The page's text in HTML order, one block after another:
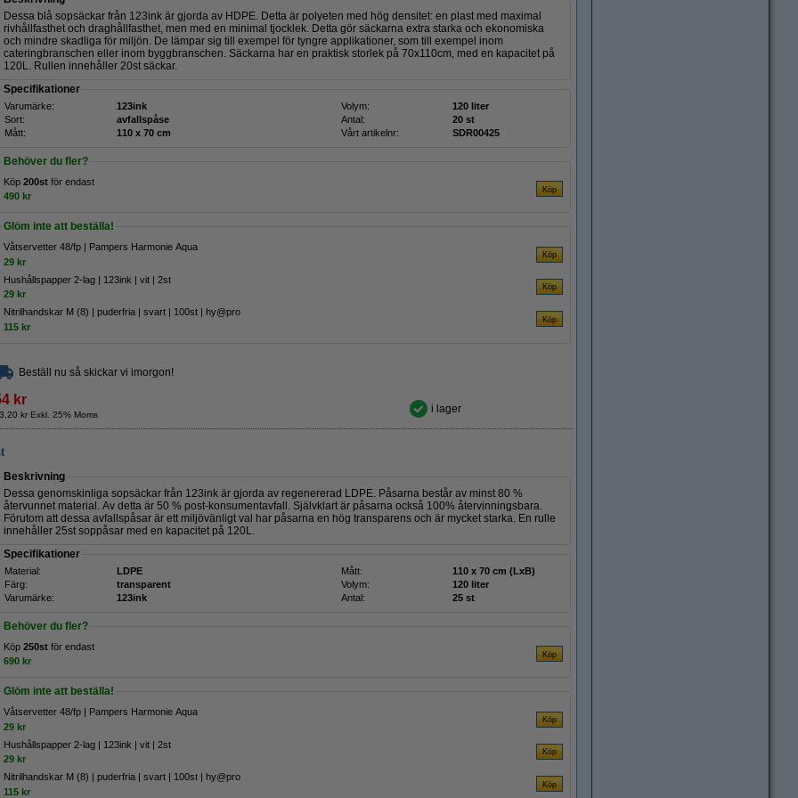
Dessa blå sopsäckar från 123ink är gjorda av HDPE. Detta är polyeten med hög densitet: en plast med maximal
rivhållfasthet och draghållfasthet, men med en minimal tjocklek. Detta gör säckarna extra starka och ekonomiska
och mindre skadliga för miljön. De lämpar sig till exempel för tyngre applikationer, som till exempel inom
cateringbranschen eller inom byggbranschen. Säckarna har en praktisk storlek på 70x110cm, med en kapacitet på
120L. Rullen innehåller 20st säckar.
Specifikationer
Varumärke: 123ink Volym:
120 liter
Sort:
avfallspåse Antal:
20 st
Mått:
110 x 70 cm Vårt artikelnr: SDR00425
Behöver du fler?
Köp 200st för endast
490 kr
Glöm inte att beställa!
Våtservetter 48/fp | Pampers Harmonie Aqua
29 kr
Hushållspapper 2-lag | 123ink | vit | 2st
29 kr
Nitrilhandskar M (8) | puderfria | svart | 100st | hy@pro
115 kr
Beställ nu så skickar vi imorgon!
kr
kr Exkl. 25% Moms i lager
Beskrivning
Dessa genomskinliga sopsäckar från 123ink är gjorda av regenererad LDPE. Påsarna består av minst 80 %
återvunnet material. Av detta är 50 % post-konsumentavfall. Självklart är påsarna också 100% återvinningsbara.
Förutom att dessa avfallspåsar är ett miljövänligt val har påsarna en hög transparens och är mycket starka. En rulle
innehåller 25st soppåsar med en kapacitet på 120L.
Specifikationer
Material: LDPE Mått:
110 x 70 cm (LxB)
Färg:
transparent Volym:
120 liter
Varumärke:
123ink Antal: 25 st
Behöver du fler?
Köp 250st för endast
690 kr
Glöm inte att beställa!
Våtservetter 48/fp | Pampers Harmonie Aqua
29 kr
Hushållspapper 2-lag | 123ink | vit | 2st
29 kr
Nitrilhandskar M (8) | puderfria | svart | 100st | hy@pro
115 kr